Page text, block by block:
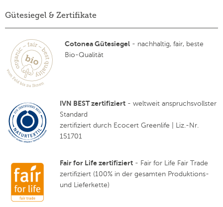
Gütesiegel & Zertifikate
Cotonea Gütesiegel - nachhaltig, fair, beste
Bio-Qualität
IVN BEST zertifiziert - weltweit anspruchsvollster
Standard
zertifiziert durch Ecocert Greenlife | Liz.-Nr.
151701
Fair for Life zertifiziert - Fair for Life Fair Trade
zertifiziert (100% in der gesamten Produktions-
und Lieferkette)